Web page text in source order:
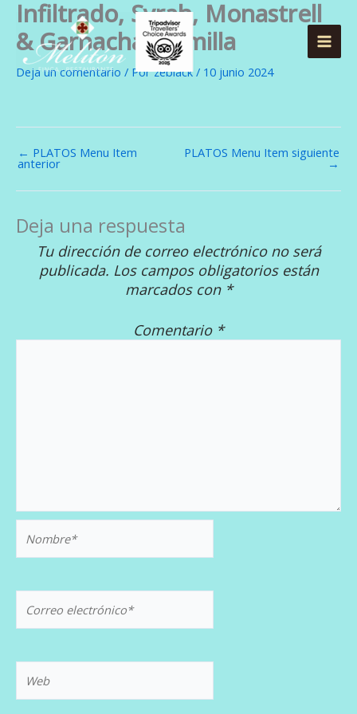
contenido
Infiltrado, Syrah, Monastrell
& Garnacha , Jumilla
Deja un comentario / Porzeblack/ 10 junio 2024
← PLATOS Menu Item
anterior
PLATOS Menu Item siguiente
→
Deja una respuesta
Tu dirección de correo electrónico no será
publicada. Los campos obligatorios están
marcados con *
Comentario *
electrónico*